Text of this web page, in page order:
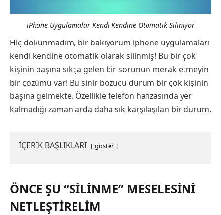
iPhone Uygulamalar Kendi Kendine Otomatik Siliniyor
Hiç dokunmadım, bir bakıyorum iphone uygulamaları
kendi kendine otomatik olarak silinmiş! Bu bir çok
kişinin başına sıkça gelen bir sorunun merak etmeyin
bir çözümü var! Bu sinir bozucu durum bir çok kişinin
başına gelmekte. Özellikle telefon hafızasında yer
kalmadığı zamanlarda daha sık karşılaşılan bir durum.
İÇERİK BAŞLIKLARI göster
ÖNCE ŞU “SILINME” MESELESINI
NETLEŞTIRELIM